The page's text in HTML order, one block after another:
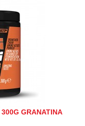
GRANATINA